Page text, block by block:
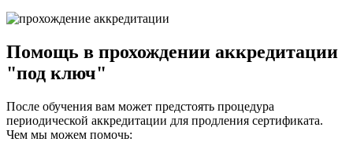
Помощь в прохождении аккредитации
"под ключ"
После обучения вам может предстоять процедура
периодической аккредитации для продления сертификата.
Чем мы можем помочь: